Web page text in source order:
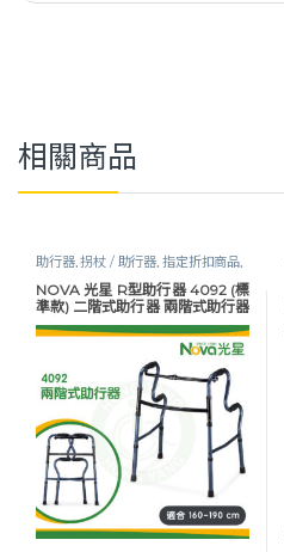
相關商品
助行器,拐杖 / 助行器, 指定折扣商品,
行動輔具
NOVA 光星 R型助行器 4092 (標
準款) 二階式助行器 兩階式助行器
助行器 兩段式可協助扶握起身